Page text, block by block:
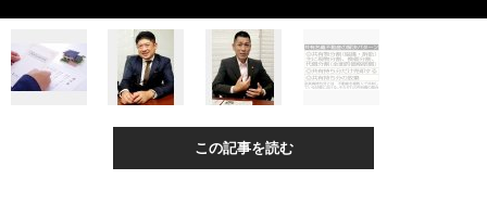
この記事を読む